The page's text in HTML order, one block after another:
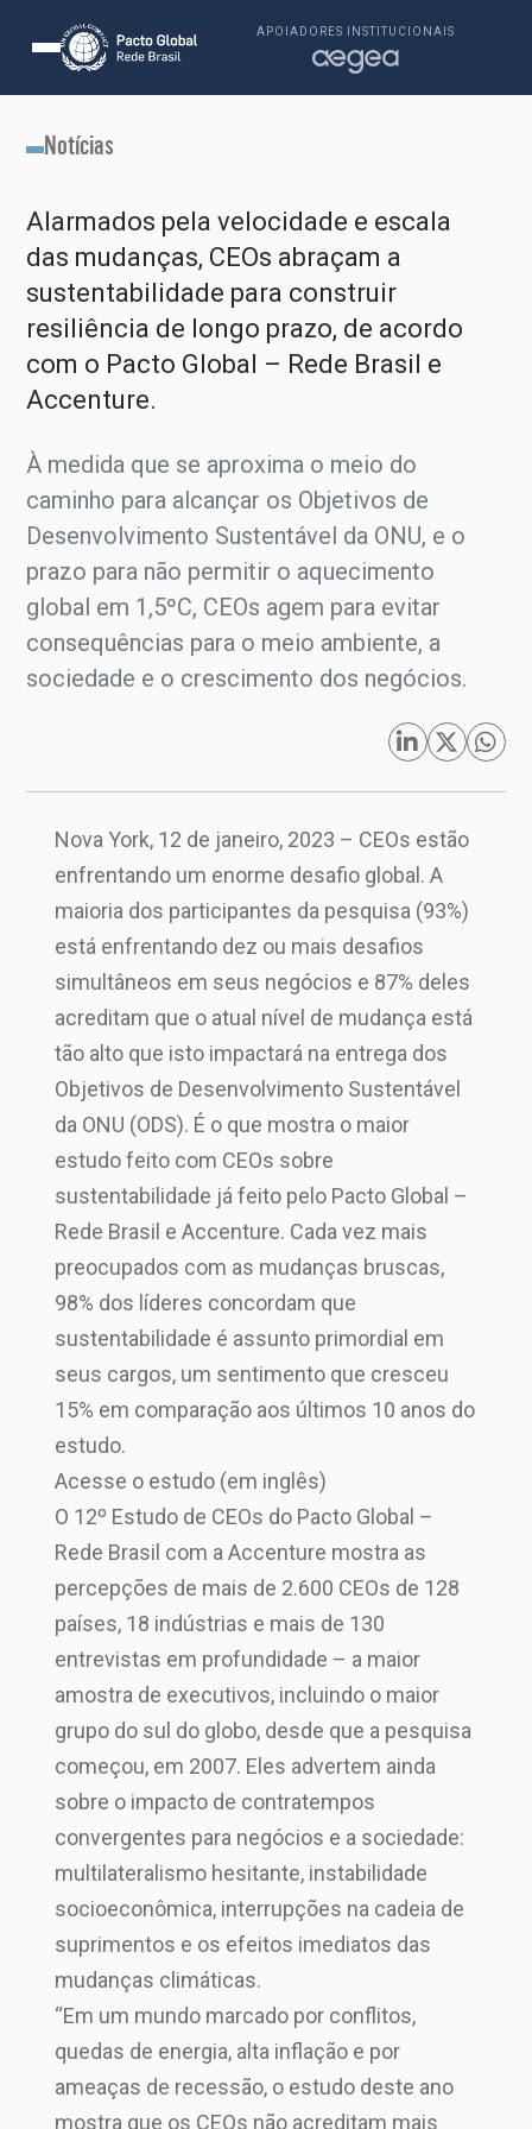
APOIADORES INSTITUCIONAIS
Notícias
Alarmados pela velocidade e escala
das mudanças, CEOs abraçam a
sustentabilidade para construir
resiliência de longo prazo, de acordo
com o Pacto Global – Rede Brasil e
Accenture.
À medida que se aproxima o meio do
caminho para alcançar os Objetivos de
Desenvolvimento Sustentável da ONU, e o
prazo para não permitir o aquecimento
global em 1,5ºC, CEOs agem para evitar
consequências para o meio ambiente, a
sociedade e o crescimento dos negócios.
Nova York, 12 de janeiro, 2023 – CEOs estão
enfrentando um enorme desafio global. A
maioria dos participantes da pesquisa (93%)
está enfrentando dez ou mais desafios
simultâneos em seus negócios e 87% deles
acreditam que o atual nível de mudança está
tão alto que isto impactará na entrega dos
Objetivos de Desenvolvimento Sustentável
da ONU (ODS). É o que mostra o maior
estudo feito com CEOs sobre
sustentabilidade já feito pelo Pacto Global –
Rede Brasil e Accenture. Cada vez mais
preocupados com as mudanças bruscas,
98% dos líderes concordam que
sustentabilidade é assunto primordial em
seus cargos, um sentimento que cresceu
15% em comparação aos últimos 10 anos do
estudo.
Acesse o estudo (em inglês)
O 12º Estudo de CEOs do Pacto Global –
Rede Brasil com a Accenture mostra as
percepções de mais de 2.600 CEOs de 128
países, 18 indústrias e mais de 130
entrevistas em profundidade – a maior
amostra de executivos, incluindo o maior
grupo do sul do globo, desde que a pesquisa
começou, em 2007. Eles advertem ainda
sobre o impacto de contratempos
convergentes para negócios e a sociedade:
multilateralismo hesitante, instabilidade
socioeconômica, interrupções na cadeia de
suprimentos e os efeitos imediatos das
mudanças climáticas.
“Em um mundo marcado por conflitos,
quedas de energia, alta inflação e por
ameaças de recessão, o estudo deste ano
mostra que os CEOs não acreditam mais